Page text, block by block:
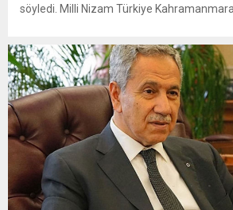
söyledi. Milli Nizam Türkiye
“Ne mayısta ne haziranda...